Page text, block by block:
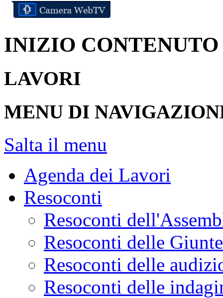
INIZIO CONTENUTO
LAVORI
MENU DI
Salta il menu
Agenda dei Lavori
Resoconti
Resoconti
Resoconti delle
Resoconti delle
Resoconti delle